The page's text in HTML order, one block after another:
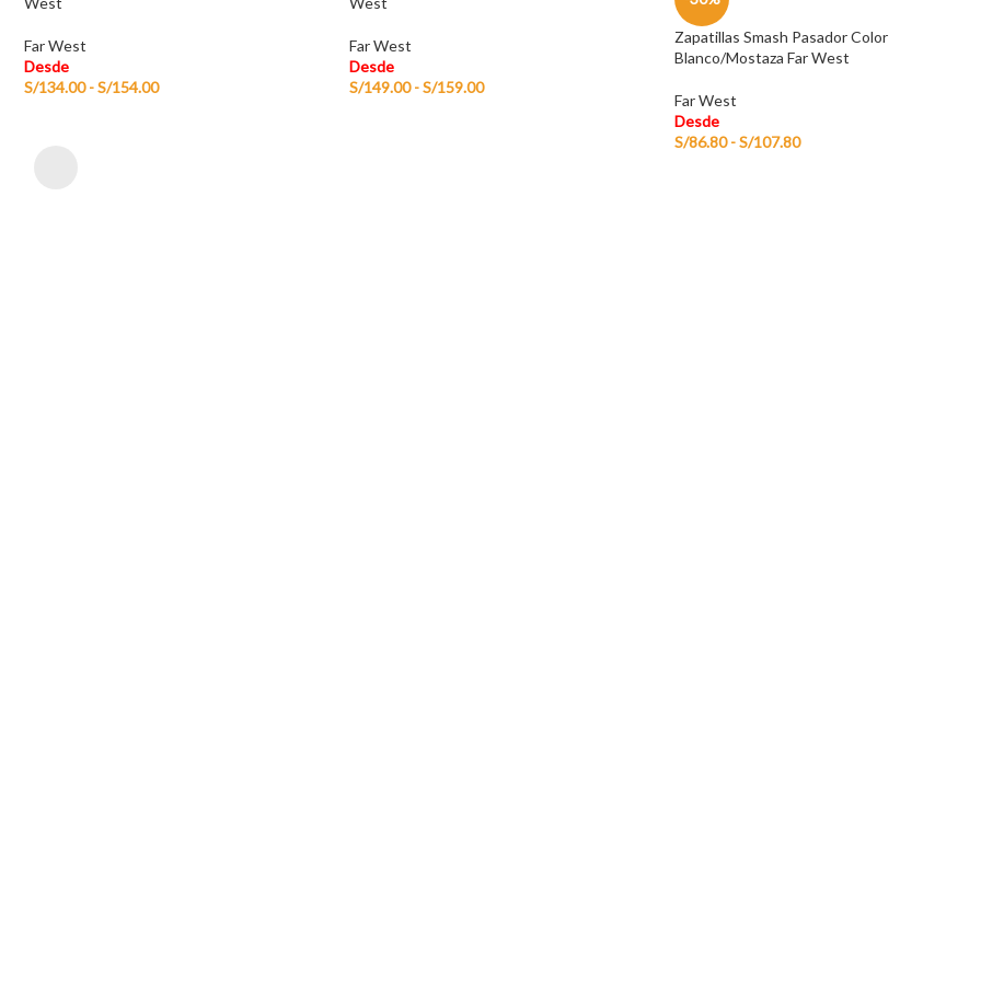
Far West
Desde
S/134.00 -S/154.00
Far West
Desde
S/149.00 -S/159.00
Zapatillas Smash Pasador Color
Blanco/Mostaza Far West
Far West
Desde
S/86.80 -S/107.80